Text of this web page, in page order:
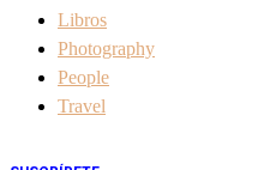
Libros
Photography
People
Travel